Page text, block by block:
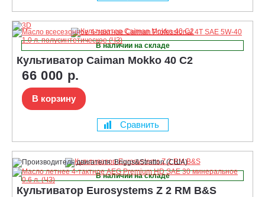
В наличии на складе
Культиватор Caiman Mokko 40 C2
66 000 р.
В корзину
Сравнить
В наличии на складе
Культиватор Eurosystems Z 2 RM B&S